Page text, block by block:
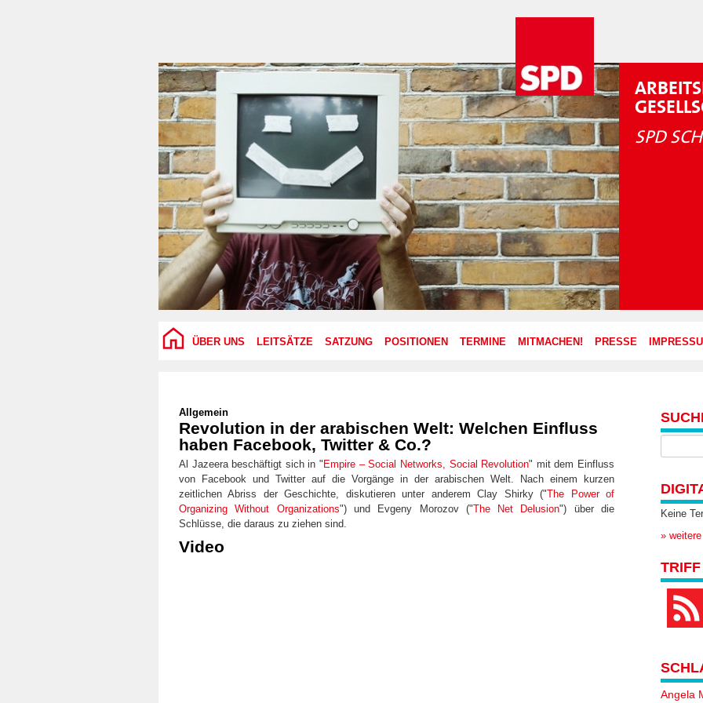
SPD
ÜBER UNS LEITSÄTZE SATZUNG POSITIONEN TERMINE MITMACHEN! PRESSE
Allgemein
Revolution in der arabischen Welt: Welchen Einfluss
haben Facebook, Twitter & Co.?
Al Jazeera beschäftigt sich in "Empire – Social Networks, Social Revolution" mit dem Einfluss
von Facebook und Twitter auf die Vorgänge in der arabischen Welt. Nach einem kurzen
zeitlichen Abriss der Geschichte, diskutieren unter anderem Clay Shirky ("The Power of
Organizing Without Organizations") und Evgeny Morozov ("The Net Delusion") über die
Schlüsse, die daraus zu ziehen sind.
Video
Keine
»
Angela